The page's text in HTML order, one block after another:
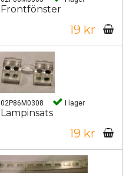
Frontfönster
19 kr
02P86M0308 I lager
Lampinsats
19 kr